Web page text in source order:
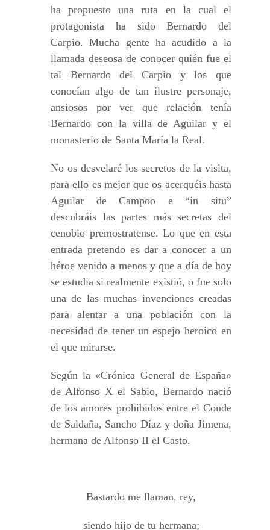
ha propuesto una ruta en la cual el
protagonista ha sido Bernardo del
Carpio. Mucha gente ha acudido a la
llamada deseosa de conocer quién fue el
tal Bernardo del Carpio y los que
conocían algo de tan ilustre personaje,
ansiosos por ver que relación tenía
Bernardo con la villa de Aguilar y el
monasterio de Santa María la Real.
No os desvelaré los secretos de la visita,
para ello es mejor que os acerquéis hasta
Aguilar de Campoo e “in situ”
descubráis las partes más secretas del
cenobio premostratense. Lo que en esta
entrada pretendo es dar a conocer a un
héroe venido a menos y que a día de hoy
se estudia si realmente existió, o fue solo
una de las muchas invenciones creadas
para alentar a una población con la
necesidad de tener un espejo heroico en
el que mirarse.
Según la «Crónica General de España»
de Alfonso X el Sabio, Bernardo nació
de los amores prohibidos entre el Conde
de Saldaña, Sancho Díaz y doña Jimena,
hermana de Alfonso II el Casto.
Bastardo me llaman, rey,
siendo hijo de tu hermana;